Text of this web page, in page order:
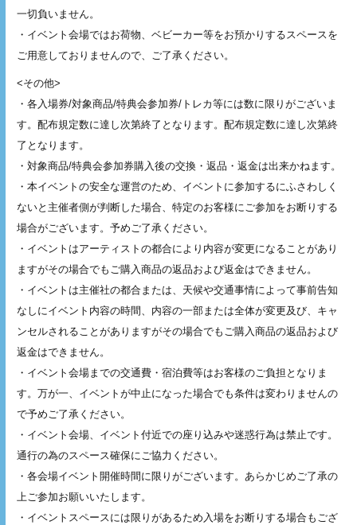
一切負いません。
・イベント会場ではお荷物、ベビーカー等をお預かりするスペースを
ご用意しておりませんので、ご了承ください。
<その他>
・各入場券/対象商品/特典会参加券/トレカ等には数に限りがございま
す。配布規定数に達し次第終了となります。配布規定数に達し次第終
了となります。
・対象商品/特典会参加券購入後の交換・返品・返金は出来かねます。
・本イベントの安全な運営のため、イベントに参加するにふさわしく
ないと主催者側が判断した場合、特定のお客様にご参加をお断りする
場合がございます。予めご了承ください。
・イベントはアーティストの都合により内容が変更になることがあり
ますがその場合でもご購入商品の返品および返金はできません。
・イベントは主催社の都合または、天候や交通事情によって事前告知
なしにイベント内容の時間、内容の一部または全体が変更及び、キャ
ンセルされることがありますがその場合でもご購入商品の返品および
返金はできません。
・イベント会場までの交通費・宿泊費等はお客様のご負担となりま
す。万が一、イベントが中止になった場合でも条件は変わりませんの
で予めご了承ください。
・イベント会場、イベント付近での座り込みや迷惑行為は禁止です。
通行の為のスペース確保にご協力ください。
・各会場イベント開催時間に限りがございます。あらかじめご了承の
上ご参加お願いいたします。
・イベントスペースには限りがあるため入場をお断りする場合もござ